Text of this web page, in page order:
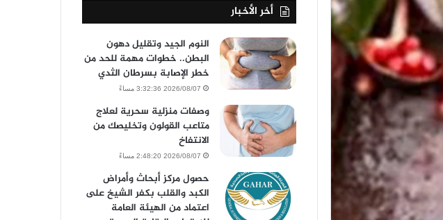
أخر الأخبار
النوم الجيد وتقليل دهون
البطن.. خطوات مهمة للحد من
خطر الإصابة بسرطان الثدي
2026/08/07 3:32:36 مساءً
وصفات منزلية سحرية لعلاج
متاعب القولون وتخليصك من
الانتفاخ
2026/08/07 2:48:20 مساءً
حصول مركز أبحاث وأمراض
الكبد والقلب بكفر الشيخ على
اعتماد من الهيئة العامة